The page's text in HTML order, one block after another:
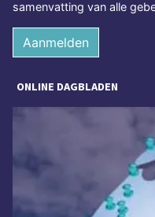
samenvatting van alle
Aanmelden
ONLINE DAGBLADEN